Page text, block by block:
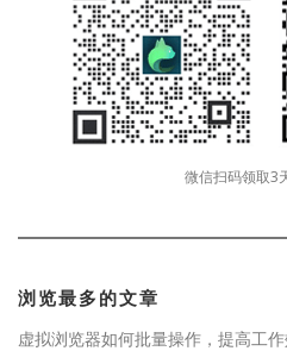
微信扫码领取3
浏览最多的文章
虚拟浏览器如何批量操作，提高工作